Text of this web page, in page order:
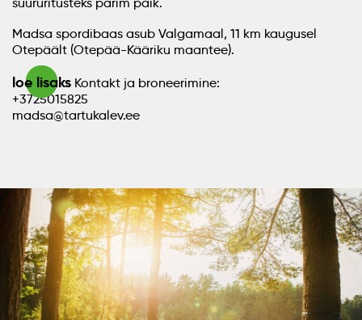
Madsa spordibaas asub Valgamaal, 11 km kaugusel
Otepäält (Otepää-Kääriku maantee).
loe lisaks Kontakt ja broneerimine:
+3725015825
madsa@tartukalev.ee